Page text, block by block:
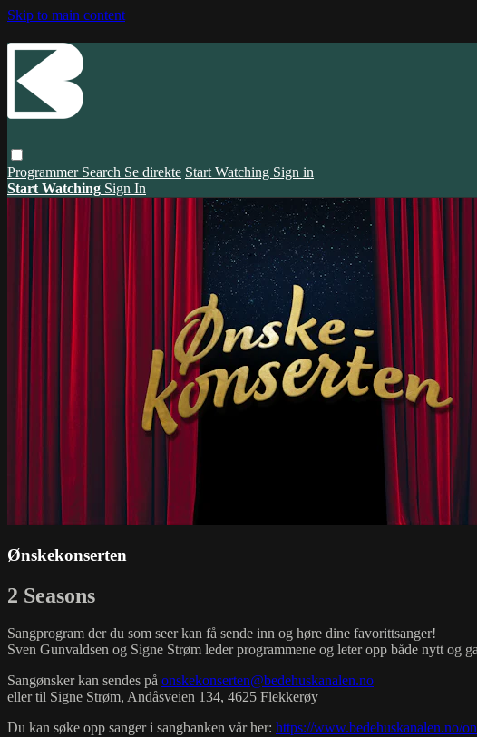
Skip to main content
Programmer Search Se direkte Start Watching Sign in
Start Watching Sign In
Ønskekonserten
2 Seasons
Sangprogram der du som seer kan få sende inn og høre dine favorittsanger!
Sven Gunvaldsen og Signe Strøm leder programmene og leter opp både nytt og
Sangønsker kan sendes på onskekonserten@bedehuskanalen.no
eller til Signe Strøm, Andåsveien 134, 4625 Flekkerøy
Du kan søke opp sanger i sangbanken vår her: https://www.bedehuskanalen.no/